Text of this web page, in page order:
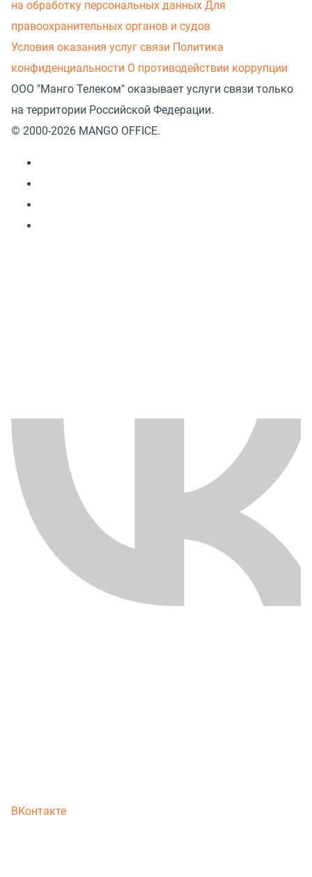
на обработку персональных данных Для
правоохранительных органов и судов
Условия оказания услуг связи Политика
конфиденциальности О противодействии коррупции
ООО "Манго Телеком" оказывает услуги связи только
на территории Российской Федерации.
© 2000-2026 MANGO OFFICE.
ВКонтакте